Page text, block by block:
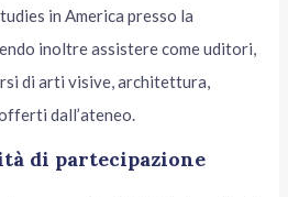
in America presso la
inoltre assistere come uditori,
di arti visive, architettura,
dall’ateneo.
di partecipazione